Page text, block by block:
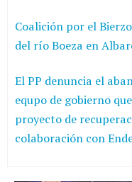
Coalición por el
del río Boeza en
El PP denuncia el
equpo de gobierno
proyecto de
colaboración con